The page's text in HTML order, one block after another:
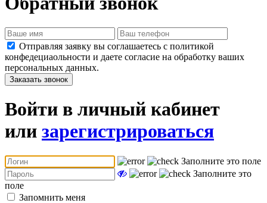
Отправляя заявку вы соглашаетесь с политикой
конфедециаольности и даете согласие на обработку ваших
персональных данных.
Заказать звонок
Войти в личный кабинет
или зарегистрироваться
Заполните это поле
Заполните это
поле
Запомнить меня